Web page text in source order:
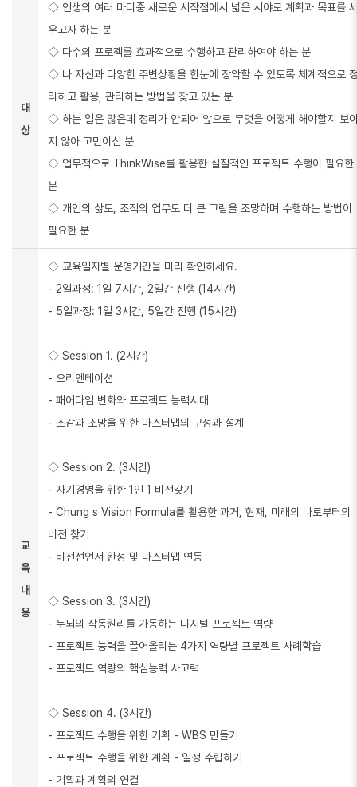
대
상
◇ 인생의 여러 마디중 새로운 시작점에서 넓은 시야로 계획과 목표를
우고자 하는 분
◇ 다수의 프로젝를 효과적으로 수행하고 관리하여야 하는 분
◇ 나 자신과 다양한 주변상황을 한눈에 장악할 수 있도록 체계적으로
리하고 활용, 관리하는 방법을 찾고 있는 분
◇ 하는 일은 많은데 정리가 안되어 앞으로 무엇을 어떻게 해야할지 보
지 않아 고민이신 분
◇ 업무적으로 ThinkWise를 활용한 실질적인 프로젝트 수행이 필요한
분
◇ 개인의 삶도, 조직의 업무도 더 큰 그림을 조망하며 수행하는 방법이
필요한 분
교
육
내
용
◇ 교육일자별 운영기간을 미리 확인하세요.
- 2일과정: 1일 7시간, 2일간 진행 (14시간)
- 5일과정: 1일 3시간, 5일간 진행 (15시간)
◇ Session 1. (2시간)
- 오리엔테이션
- 패어다임 변화와 프로젝트 능력시대
- 조감과 조망을 위한 마스터맵의 구성과 설계
◇ Session 2. (3시간)
- 자기경영을 위한 1인 1 비전갖기
- Chung s Vision Formula를 활용한 과거, 현재, 미래의 나로부터의
비전 찾기
- 비전선언서 완성 및 마스터맵 연동
◇ Session 3. (3시간)
- 두뇌의 작동원리를 가동하는 디지털 프로젝트 역량
- 프로젝트 능력을 끌어올리는 4가지 역량별 프로젝트 사례학습
- 프로젝트 역량의 핵심능력 사고력
◇ Session 4. (3시간)
- 프로젝트 수행을 위한 기획 - WBS 만들기
- 프로젝트 수행을 위한 계획 - 일정 수립하기
- 기획과 계획의 연결